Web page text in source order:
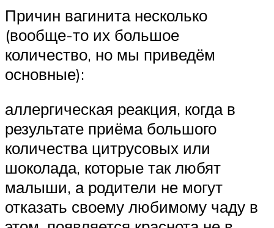
Причин вагинита несколько
(вообще-то их большое
количество, но мы приведём
основные):
аллергическая реакция, когда в
результате приёма большого
количества цитрусовых или
шоколада, которые так любят
малыши, а родители не могут
отказать своему любимому чаду в